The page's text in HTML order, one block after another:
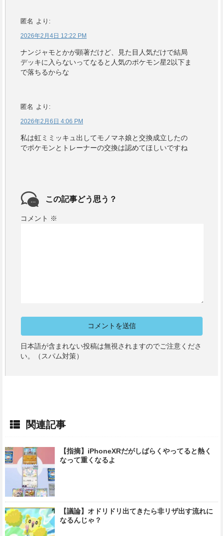
匿名 より:
2026年2月4日 12:22 PM
ナンジャモとかが顕著だけど、見た目人気だけで結局
デッキに入らないってなると人気のポケモン星2以下ま
で落ちるからな
匿名 より:
2026年2月6日 4:06 PM
私は虹ミミッキュ出してモノマネ娘と交換成立したの
でポケモンとトレーナーの交換は認めてほしいですね
この記事どう思う？
コメント ※
日本語が含まれない投稿は無視されますのでご注意くださ
い。（スパム対策）
関連記事
【指摘】iPhoneXRだがしばらくやってると熱く
なって重くなるよ
【議論】オドリドリ出てきたら非リザ出す流れに
なるんじゃ？